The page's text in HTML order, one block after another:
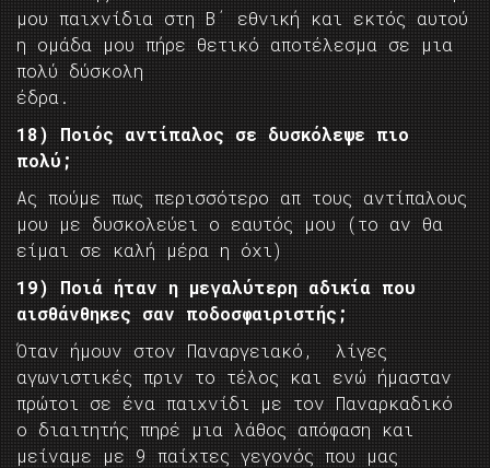
μου παιχνίδια στη Β΄ εθνική και εκτός αυτού
η ομάδα μου πήρε θετικό αποτέλεσμα σε μια
πολύ δύσκολη
έδρα.
18) Ποιός αντίπαλος σε δυσκόλεψε πιο
πολύ;
Ας πούμε πως περισσότερο απ τους αντίπαλους
μου με δυσκολεύει ο εαυτός μου (το αν θα
είμαι σε καλή μέρα η όχι)
19) Ποιά ήταν η μεγαλύτερη αδικία που
αισθάνθηκες σαν ποδοσφαιριστής;
Όταν ήμουν στον Παναργειακό, λίγες
αγωνιστικές πριν το τέλος και ενώ ήμασταν
πρώτοι σε ένα παιχνίδι με τον Παναρκαδικό
ο διαιτητής πηρέ μια λάθος απόφαση και
μείναμε με 9 παίχτες γεγονός που μας